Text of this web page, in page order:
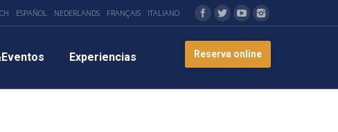
ESPAÑOL NEDERLANDS FRANÇAIS ITALIANO
Experiencias Reserva online